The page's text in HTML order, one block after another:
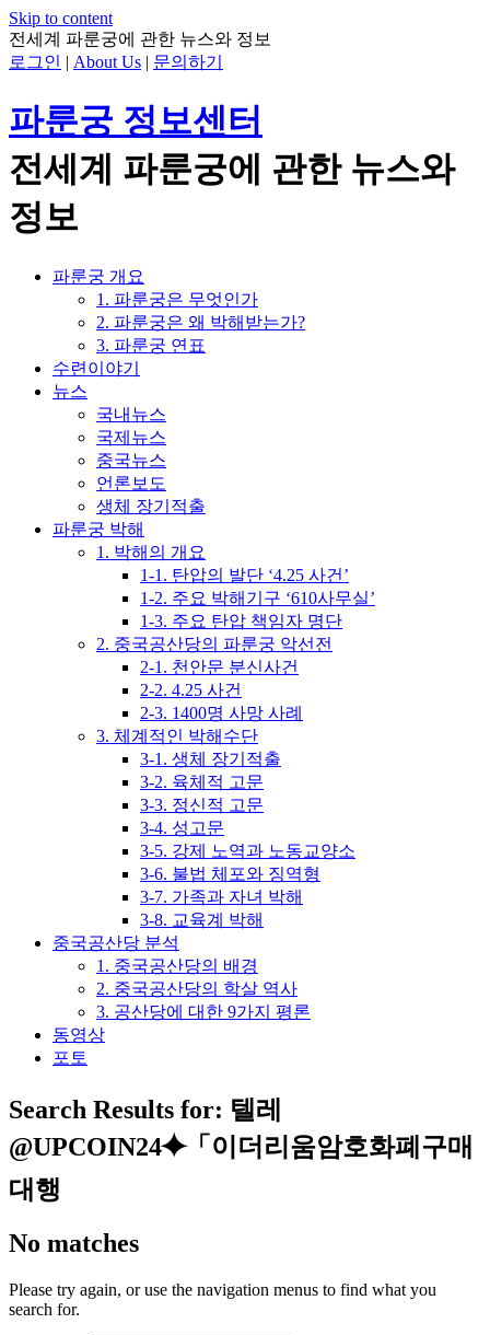
Skip to content
전세계 파룬궁에 관한 뉴스와 정보
로그인 | About Us | 문의하기
파룬궁 정보센터
전세계 파룬궁에 관한 뉴스와
정보
파룬궁 개요
1. 파룬궁은 무엇인가
2. 파룬궁은 왜 박해받는가?
3. 파룬궁 연표
수련이야기
뉴스
국내뉴스
국제뉴스
중국뉴스
언론보도
생체 장기적출
파룬궁 박해
1. 박해의 개요
1-1. 탄압의 발단 ‘4.25 사건’
1-2. 주요 박해기구 ‘610사무실’
1-3. 주요 탄압 책임자 명단
2. 중국공산당의 파룬궁 악선전
2-1. 천안문 분신사건
2-2. 4.25 사건
2-3. 1400명 사망 사례
3. 체계적인 박해수단
3-1. 생체 장기적출
3-2. 육체적 고문
3-3. 정신적 고문
3-4. 성고문
3-5. 강제 노역과 노동교양소
3-6. 불법 체포와 징역형
3-7. 가족과 자녀 박해
3-8. 교육계 박해
중국공산당 분석
1. 중국공산당의 배경
2. 중국공산당의 학살 역사
3. 공산당에 대한 9가지 평론
동영상
포토
Search Results for: 텔레
@UPCOIN24⯌「이더리움암호화폐구매
대행
No matches
Please try again, or use the navigation menus to find what you
search for.